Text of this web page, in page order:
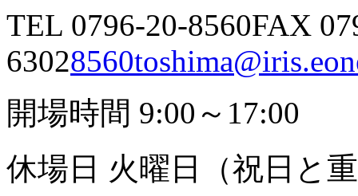
TEL 0796-20-8560FAX
6302
開場時間 9:00～17:00
休場日 火曜日（祝日と